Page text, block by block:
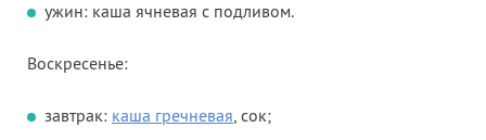
ужин: каша ячневая с подливом.
Воскресенье:
завтрак: каша гречневая, сок;